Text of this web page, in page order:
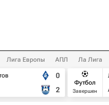
Лига Европы АПЛ Ла Лига
0
2
Футбол
Завершен